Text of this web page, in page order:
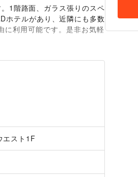
1階路面、ガラス張りのスペ
ホテルがあり、近隣にも多数
に利用可能です。是非お気軽
エスト1F